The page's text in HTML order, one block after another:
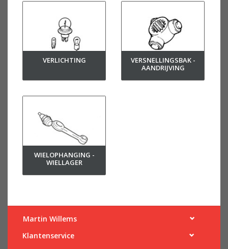
VERLICHTING
VERSNELLINGSBAK -
AANDRIJVING
WIELOPHANGING -
WIELLAGER
Martin Willems
Klantenservice